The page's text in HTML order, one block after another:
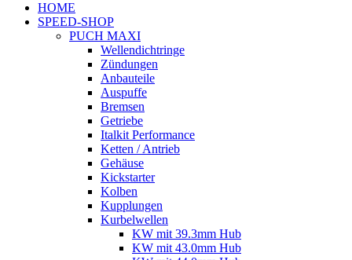
HOME
SPEED-SHOP
PUCH MAXI
Wellendichtringe
Zündungen
Anbauteile
Auspuffe
Bremsen
Getriebe
Italkit Performance
Ketten / Antrieb
Gehäuse
Kickstarter
Kolben
Kupplungen
Kurbelwellen
KW mit 39.3mm Hub
KW mit 43.0mm Hub